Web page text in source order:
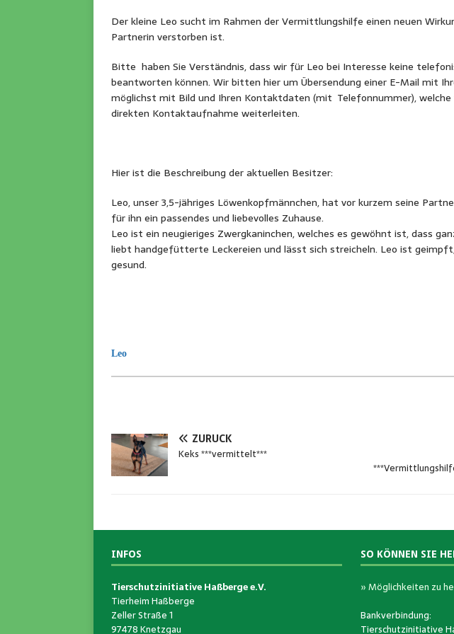
Der kleine Leo sucht im Rahmen der Vermittlungshilfe einen neuen
Partnerin verstorben ist.
Bitte haben Sie Verständnis, dass wir für Leo bei Interesse keine
beantworten können. Wir bitten hier um Übersendung einer E-Mail mit
möglichst mit Bild und Ihren Kontaktdaten (mit Telefonnummer), welche
direkten Kontaktaufnahme weiterleiten.
Hier ist die Beschreibung der aktuellen Besitzer:
Leo, unser 3,5-jähriges Löwenkopfmännchen, hat vor kurzem seine
für ihn ein passendes und liebevolles Zuhause.
Leo ist ein neugieriges Zwergkaninchen, welches es gewöhnt ist, dass
liebt handgefütterte Leckereien und lässt sich streicheln. Leo ist
gesund.
Leo
ZURÜCK
Keks ***vermittelt***
INFOS
Tierschutzinitiative Haßberge e.V.
Tierheim Haßberge
Zeller Straße 1
97478 Knetzgau
SO KÖNNEN SIE
» Möglichkeiten zu
Bankverbindung:
Tierschutzinitiative